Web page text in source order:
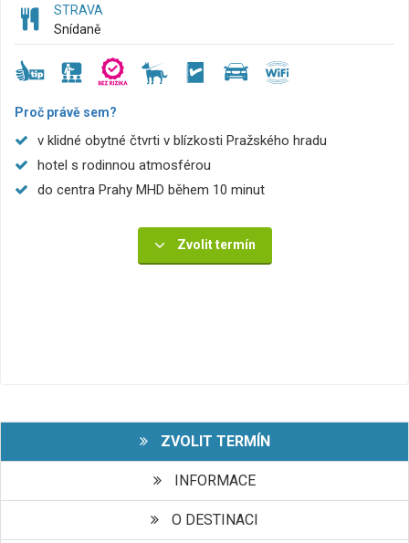
STRAVA
Snídaně
Proč právě sem?
v klidné obytné čtvrti v blízkosti Pražského hradu
hotel s rodinnou atmosférou
do centra Prahy MHD během 10 minut
Zvolit termín
ZVOLIT TERMÍN
INFORMACE
O DESTINACI